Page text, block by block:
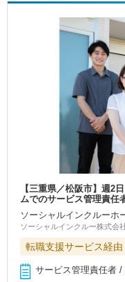
【三重県／松阪市】週2
ムでのサービス管理責任
ソーシャルインクルーホ
ソーシャルインクルー株式会
転職支援サービス経由
サービス管理責任者 /